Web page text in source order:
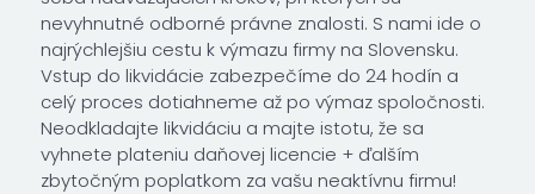
nevyhnutné odborné právne znalosti. S nami ide o
najrýchlejšiu cestu k výmazu firmy na Slovensku.
Vstup do likvidácie zabezpečíme do 24 hodín a
celý proces dotiahneme až po výmaz spoločnosti.
Neodkladajte likvidáciu a majte istotu, že sa
vyhnete plateniu daňovej licencie + ďalším
zbytočným poplatkom za vašu neaktívnu firmu!